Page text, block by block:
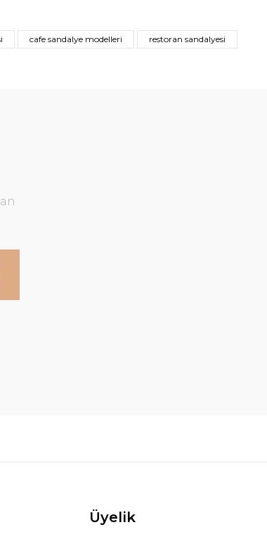
cafe sandalye modelleri
restoran sandalyesi
Üyelik